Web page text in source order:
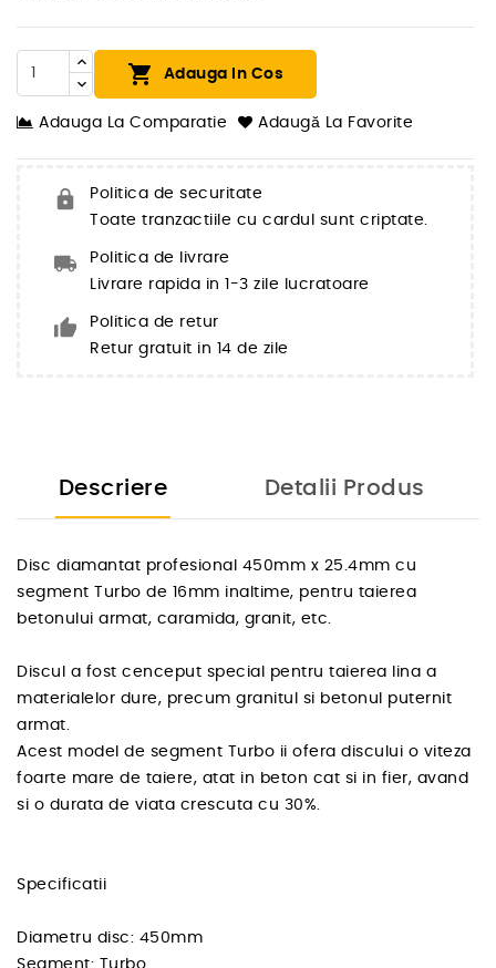
 Adauga In Cos
Adauga La Comparatie Adaugă La Favorite
Politica de securitate
Toate tranzactiile cu cardul sunt criptate.
Politica de livrare
Livrare rapida in 1-3 zile lucratoare
Politica de retur
Retur gratuit in 14 de zile
Descriere Detalii Produs
Disc diamantat profesional 450mm x 25.4mm cu
segment Turbo de 16mm inaltime, pentru taierea
betonului armat, caramida, granit, etc.
Discul a fost cenceput special pentru taierea lina a
materialelor dure, precum granitul si betonul puternit
armat.
Acest model de segment Turbo ii ofera discului o viteza
foarte mare de taiere, atat in beton cat si in fier, avand
si o durata de viata crescuta cu 30%.
Specificatii
Diametru disc: 450mm
Segment: Turbo